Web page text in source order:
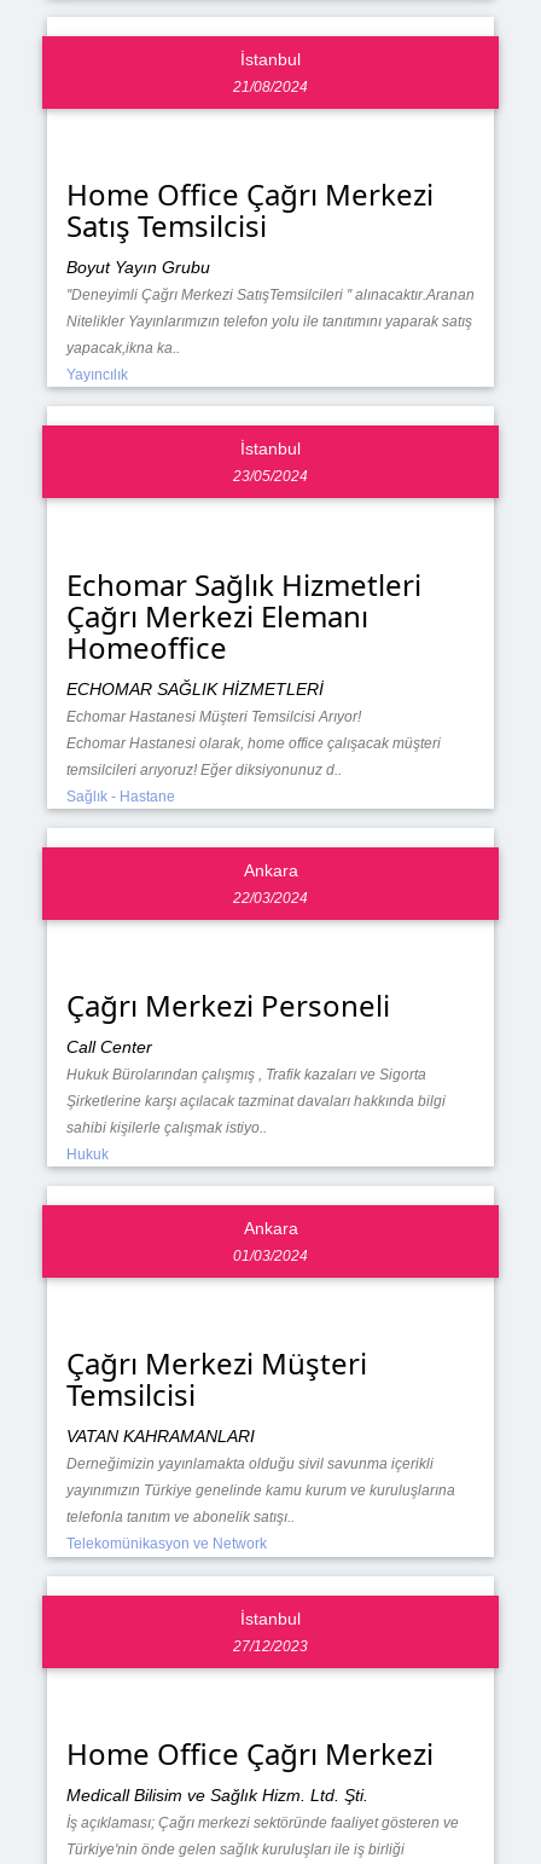
İstanbul
21/08/2024
Home Office Çağrı Merkezi
Satış Temsilcisi
Boyut Yayın Grubu
''Deneyimli Çağrı Merkezi SatışTemsilcileri '' alınacaktır.Aranan
Nitelikler Yayınlarımızın telefon yolu ile tanıtımını yaparak satış
yapacak,ikna ka..
Yayıncılık
İstanbul
23/05/2024
Echomar Sağlık Hizmetleri
Çağrı Merkezi Elemanı
Homeoffice
ECHOMAR SAĞLIK HİZMETLERİ
Echomar Hastanesi Müşteri Temsilcisi Arıyor!
Echomar Hastanesi olarak, home office çalışacak müşteri
temsilcileri arıyoruz! Eğer diksiyonunuz d..
Sağlık - Hastane
Ankara
22/03/2024
Çağrı Merkezi Personeli
Call Center
Hukuk Bürolarından çalışmış , Trafik kazaları ve Sigorta
Şirketlerine karşı açılacak tazminat davaları hakkında bilgi
sahibi kişilerle çalışmak istiyo..
Hukuk
Ankara
01/03/2024
Çağrı Merkezi Müşteri
Temsilcisi
VATAN KAHRAMANLARI
Derneğimizin yayınlamakta olduğu sivil savunma içerikli
yayınımızın Türkiye genelinde kamu kurum ve kuruluşlarına
telefonla tanıtım ve abonelik satışı..
Telekomünikasyon ve Network
İstanbul
27/12/2023
Home Office Çağrı Merkezi
Medicall Bilisim ve Sağlık Hizm. Ltd. Şti.
İş açıklaması; Çağrı merkezi sektöründe faaliyet gösteren ve
Türkiye'nin önde gelen sağlık kuruluşları ile iş birliği